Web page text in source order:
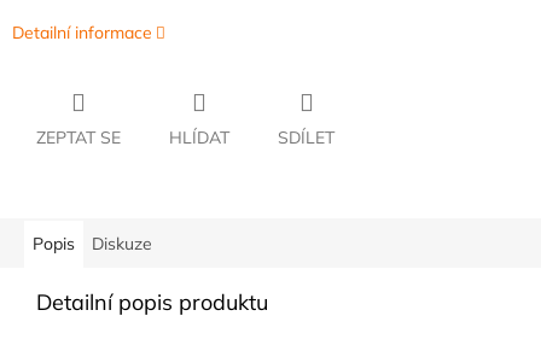
Detailní informace
ZEPTAT SE HLÍDAT SDÍLET
Popis Diskuze
Detailní popis produktu